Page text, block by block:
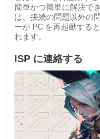
簡単かつ簡単に解決で
は、接続の問題以外の
ーが PC を再起動する
れます。
ISP に連絡する